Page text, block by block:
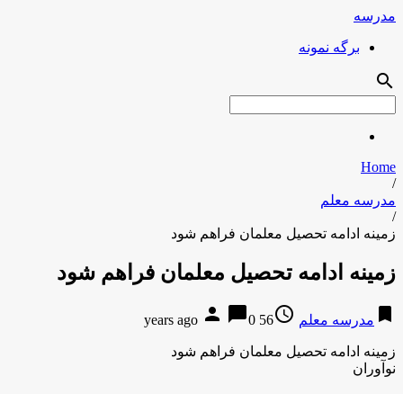
مدرسه
برگه نمونه
search
Home
/
مدرسه معلم
/
زمینه ادامه تحصیل معلمان فراهم شود
زمینه ادامه تحصیل معلمان فراهم شود
bookmark مدرسه معلم access_time
56 years ago
person chat_bubble0
زمینه ادامه تحصیل معلمان فراهم شود
نوآوران